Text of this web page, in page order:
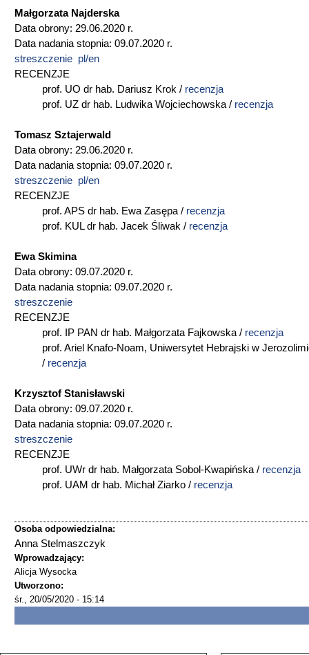
Małgorzata Najderska
Data obrony: 29.06.2020 r.
Data nadania stopnia: 09.07.2020 r.
streszczenie pl/en
RECENZJE
prof. UO dr hab. Dariusz Krok / recenzja
prof. UZ dr hab. Ludwika Wojciechowska / recenzja
Tomasz Sztajerwald
Data obrony: 29.06.2020 r.
Data nadania stopnia: 09.07.2020 r.
streszczenie pl/en
RECENZJE
prof. APS dr hab. Ewa Zasępa / recenzja
prof. KUL dr hab. Jacek Śliwak / recenzja
Ewa Skimina
Data obrony: 09.07.2020 r.
Data nadania stopnia: 09.07.2020 r.
streszczenie
RECENZJE
prof. IP PAN dr hab. Małgorzata Fajkowska / recenzja
prof. Ariel Knafo-Noam, Uniwersytet Hebrajski w
/ recenzja
Krzysztof Stanisławski
Data obrony: 09.07.2020 r.
Data nadania stopnia: 09.07.2020 r.
streszczenie
RECENZJE
prof. UWr dr hab. Małgorzata Sobol-Kwapińska / recenzja
prof. UAM dr hab. Michał Ziarko / recenzja
Osoba odpowiedzialna:
Anna Stelmaszczyk
Wprowadzający:
Alicja Wysocka
Utworzono:
śr., 20/05/2020 - 15:14